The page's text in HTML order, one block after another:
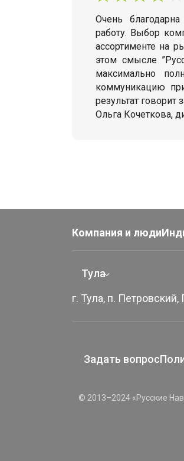
Очень
работу. Выбор
ассортименте на
этом смысле
максимально
коммуникацию
результат говорит
Ольга Кочеткова,
Компания и люди
Тула
г. Тула, п. Петровский,
Задать вопрос
© 2013–2024 «Русские